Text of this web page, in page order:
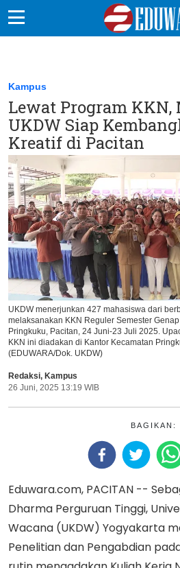
Sekolah Kita
Vokasi
Kampus
Idea
Sains
EduDana
Ikuti Kami di:
Kampus
Lewat Program KKN,
UKDW Siap
Kreatif di Pacitan
UKDW menerjunkan 427 mahasiswa dari
melaksanakan KKN Reguler Semester
Pringkuku, Pacitan, 24 Juni-23 Juli 2025.
KKN ini diadakan di Kantor Kecamatan
(EDUWARA/Dok. UKDW)
Redaksi, Kampus
26 Juni, 2025 13:19 WIB
BAGIKAN:
Eduwara.com, PACITAN --
Dharma Perguruan Tinggi,
Wacana (UKDW) Yogyakarta
Penelitian dan Pengabdian